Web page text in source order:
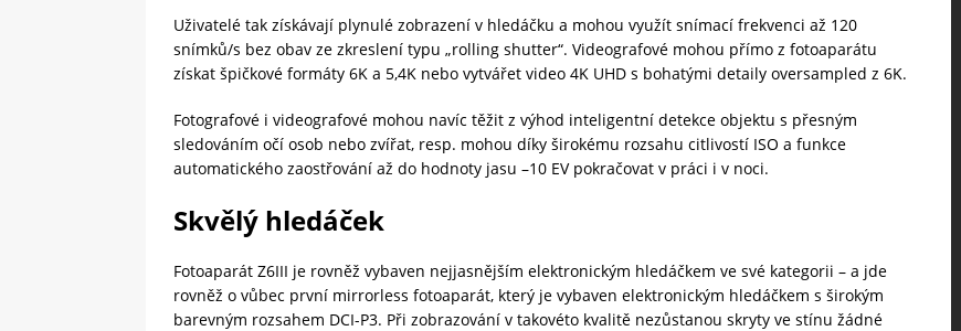
Uživatelé tak získávají plynulé zobrazení v hledáčku a mohou využít snímací frekvenci až 120
snímků/s bez obav ze zkreslení typu „rolling shutter“. Videografové mohou přímo z fotoaparátu
získat špičkové formáty 6K a 5,4K nebo vytvářet video 4K UHD s bohatými detaily oversampled z 6K.
Fotografové i videografové mohou navíc těžit z výhod inteligentní detekce objektu s přesným
sledováním očí osob nebo zvířat, resp. mohou díky širokému rozsahu citlivostí ISO a funkce
automatického zaostřování až do hodnoty jasu –10 EV pokračovat v práci i v noci.
Skvělý hledáček
Fotoaparát Z6III je rovněž vybaven nejjasnějším elektronickým hledáčkem ve své kategorii – a jde
rovněž o vůbec první mirrorless fotoaparát, který je vybaven elektronickým hledáčkem s širokým
barevným rozsahem DCI-P3. Při zobrazování v takovéto kvalitě nezůstanou skryty ve stínu žádné